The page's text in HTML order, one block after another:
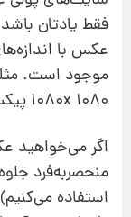
فقط یادتان
عکس با
موجود است.
1080x 1080 پیکسل است.
اگر می‌خواهید
منحصربه‌فرد
استفاده